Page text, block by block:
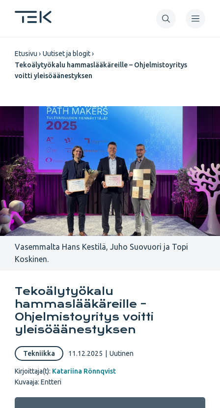
pääsisältöön
Murupolku
Etusivu
Uutiset ja blogit
Tekoälytyökalu hammaslääkäreille – Ohjelmistoyritys
voitti yleisöäänestyksen
Vasemmalta Hans Kestilä, Juho Suovuori ja Topi
Koskinen.
Tekoälytyökalu
hammaslääkäreille –
Ohjelmistoyritys voitti
yleisöäänestyksen
Tekniikka 11.12.2025 Uutinen
Kirjoittaja(t): Katariina Rönnqvist
Kuvaaja: Entteri